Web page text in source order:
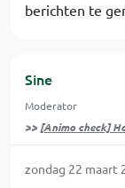
berichten te
Sine
Moderator
>> [Animo check]
zondag 22 maart